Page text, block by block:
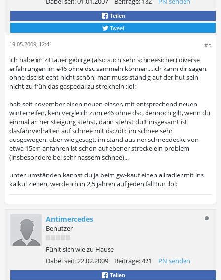
Teilen
Tweet
#5
19.05.2009, 12:41
ich habe im zittauer gebirge (also auch sehr schneesicher) diverse
erfahrungen im e46 ohne dsc sammeln können....ich kann dir sagen,
ohne dsc ist echt nicht schön, man muss ständig auf der hut sein
nicht zu früh das gaspedal zu streicheln :lol:
hab seit november einen neuen einser, mit entsprechend neuen
winterreifen, kein vergleich zum e46 ohne dsc, dennoch gilt, wenn du
einmal an ner steigung stehst, dann stehst du!!! insgesamt ist
dasfahrverhalten auf schnee mit dsc/dtc im schnee sehr
ausgewogen, aber wie gesagt, im stand aus ner schneedecke von
etwa 15cm anfahren ist schon auf ebener strecke ein problem
(insbesondere bei sehr nassem schnee)...
unter umständen kannst du ja beim gw-kauf einen allradler mit ins
kalkül ziehen, werde ich in 2,5 jahren auf jeden fall tun :lol:
Antimercedes
Benutzer
Fühlt sich wie zu Hause
Dabei seit:22.02.2009 Beiträge:421 PN senden
Teilen